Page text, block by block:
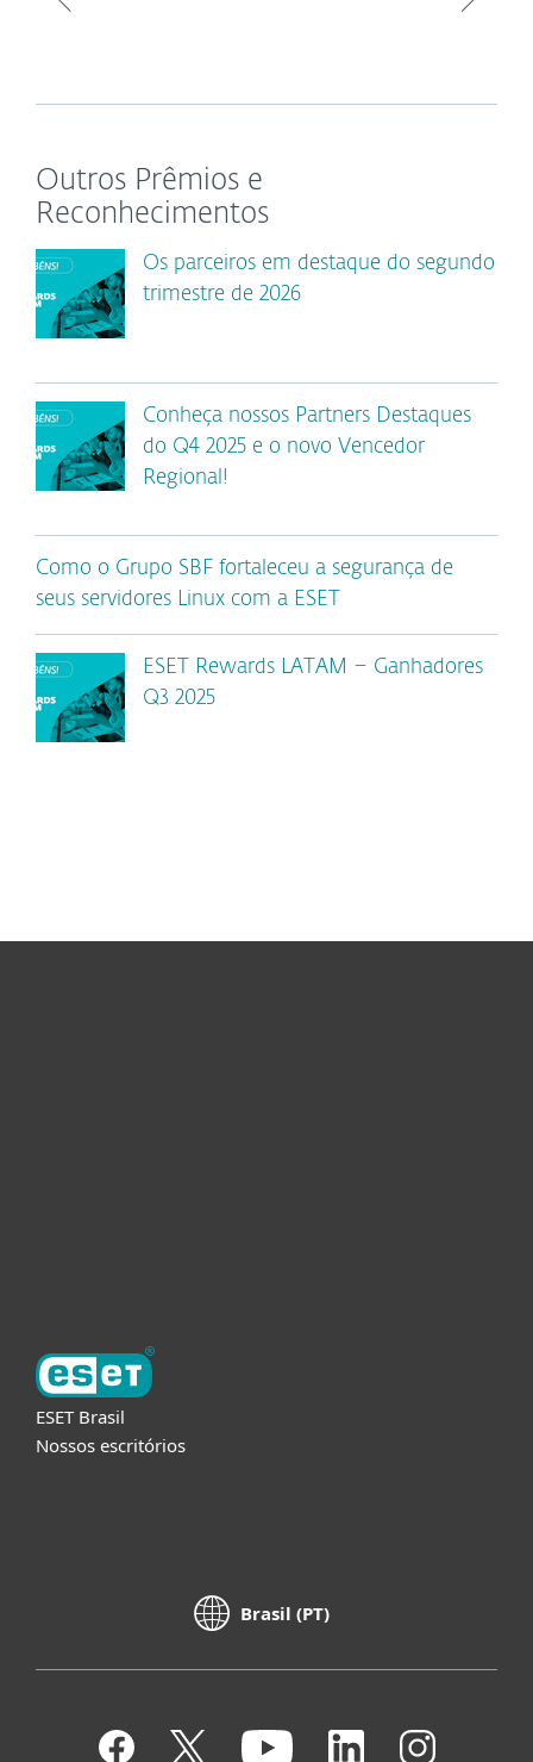
Outros Prêmios e
Reconhecimentos
Os parceiros em destaque do segundo
trimestre de 2026
Conheça nossos Partners Destaques
do Q4 2025 e o novo Vencedor
Regional!
Como o Grupo SBF fortaleceu a segurança de
seus servidores Linux com a ESET
ESET Rewards LATAM – Ganhadores
Q3 2025
ESET Brasil
Nossos escritórios
Brasil (PT)